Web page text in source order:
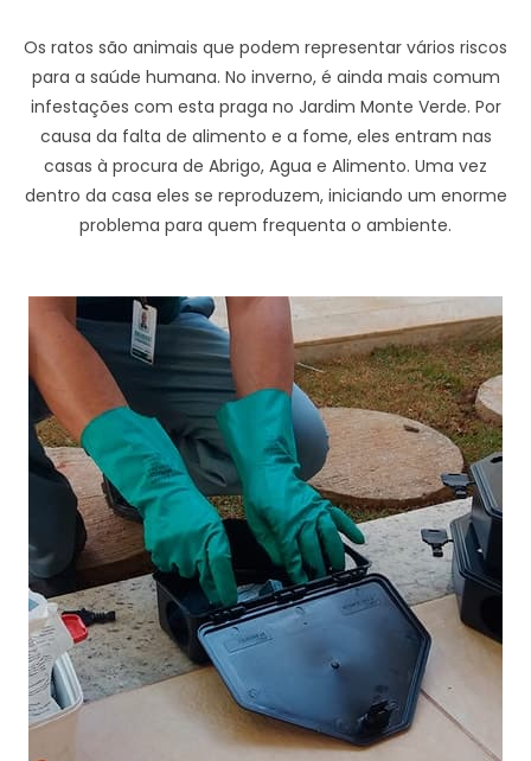
Os ratos são animais que podem representar vários riscos
para a saúde humana. No inverno, é ainda mais comum
infestações com esta praga no Jardim Monte Verde. Por
causa da falta de alimento e a fome, eles entram nas
casas à procura de Abrigo, Agua e Alimento. Uma vez
dentro da casa eles se reproduzem, iniciando um enorme
problema para quem frequenta o ambiente.